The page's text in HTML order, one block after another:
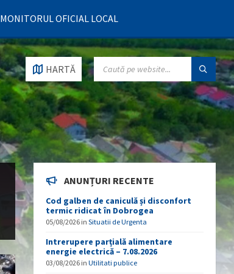
MONITORUL OFICIAL LOCAL
HARTĂ
SEARCH:
ANUNȚURI RECENTE
Cod galben de caniculă și disconfort
termic ridicat în Dobrogea
05/08/2026 inSituatii de Urgenta
Intrerupere parțială alimentare
energie electrică – 7.08.2026
03/08/2026 inUtilitati publice